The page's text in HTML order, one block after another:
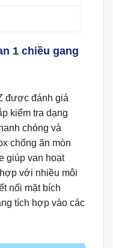
1 chiều gang
được đánh giá
kiểm tra dạng
chóng và
chống ăn mòn
giúp van hoạt
với nhiều môi
nối mặt bích
tích hợp vào các